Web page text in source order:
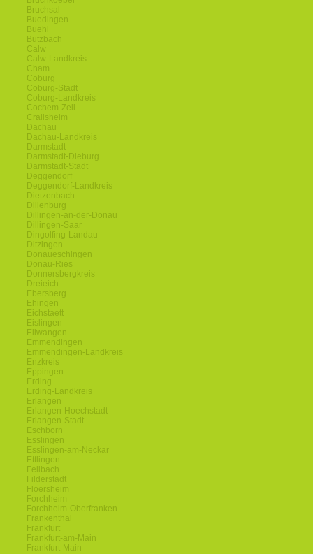
Bruchsal
Buedingen
Buehl
Butzbach
Calw
Calw-Landkreis
Cham
Coburg
Coburg-Stadt
Coburg-Landkreis
Cochem-Zell
Crailsheim
Dachau
Dachau-Landkreis
Darmstadt
Darmstadt-Dieburg
Darmstadt-Stadt
Deggendorf
Deggendorf-Landkreis
Dietzenbach
Dillenburg
Dillingen-an-der-Donau
Dillingen-Saar
Dingolfing-Landau
Ditzingen
Donaueschingen
Donau-Ries
Donnersbergkreis
Dreieich
Ebersberg
Ehingen
Eichstaett
Eislingen
Ellwangen
Emmendingen
Emmendingen-Landkreis
Enzkreis
Eppingen
Erding
Erding-Landkreis
Erlangen
Erlangen-Hoechstadt
Erlangen-Stadt
Eschborn
Esslingen
Esslingen-am-Neckar
Ettlingen
Fellbach
Filderstadt
Floersheim
Forchheim
Forchheim-Oberfranken
Frankenthal
Frankfurt
Frankfurt-am-Main
Frankfurt-Main